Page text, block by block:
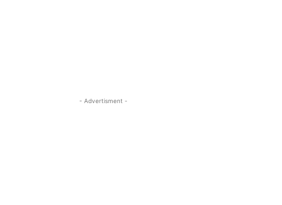
- Advertisment -